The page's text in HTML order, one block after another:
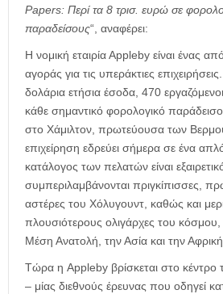
Papers: Περί τα 8 τρισ. ευρώ σε
παραδείσους“, αναφέρει:
Η νομική εταιρία Αppleby είναι ένας
αγοράς για τις υπεράκτιες
δολάρια ετήσια έσοδα, 470
κάθε σημαντικό φορολογικό
στο Χάμιλτον, πρωτεύουσα των
επιχείρηση εδρεύει σήμερα σε ένα
κατάλογος των πελατών είναι
συμπεριλαμβάνονται πριγκίπισσες,
αστέρες του Χόλυγουντ, καθώς και
πλουσιότερους ολιγάρχες του
Μέση Ανατολή, την Ασία και την
Τώρα η Appleby βρίσκεται στο
– μίας διεθνούς έρευνας που οδηγεί